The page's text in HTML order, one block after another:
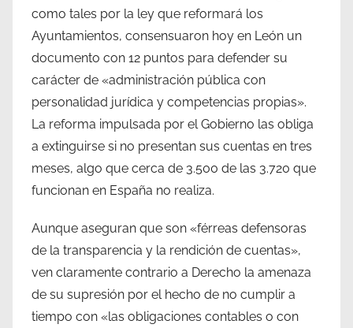
como tales por la ley que reformará los
Ayuntamientos, consensuaron hoy en León un
documento con 12 puntos para defender su
carácter de «administración pública con
personalidad jurídica y competencias propias».
La reforma impulsada por el Gobierno las obliga
a extinguirse si no presentan sus cuentas en tres
meses, algo que cerca de 3.500 de las 3.720 que
funcionan en España no realiza.
Aunque aseguran que son «férreas defensoras
de la transparencia y la rendición de cuentas»,
ven claramente contrario a Derecho la amenaza
de su supresión por el hecho de no cumplir a
tiempo con «las obligaciones contables o con